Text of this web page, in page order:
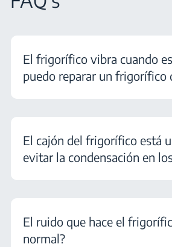
El frigorífico vibra cuando
puedo reparar un frigorífico
El cajón del frigorífico está
evitar la condensación en
El ruido que hace el
normal?